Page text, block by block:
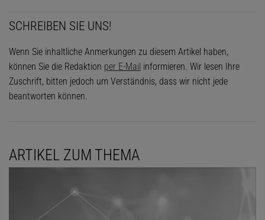
SCHREIBEN SIE UNS!
Wenn Sie inhaltliche Anmerkungen zu diesem Artikel haben,
können Sie die Redaktion per E-Mail informieren. Wir lesen Ihre
Zuschrift, bitten jedoch um Verständnis, dass wir nicht jede
beantworten können.
ARTIKEL ZUM THEMA